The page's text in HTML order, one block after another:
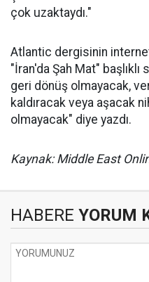
çok uzaktaydı."
Atlantic dergisinin
"İran'da Şah Mat"
geri dönüş olmayacak,
kaldıracak veya aşacak
olmayacak" diye yazdı.
Kaynak: Middle East
HABERE YORUM